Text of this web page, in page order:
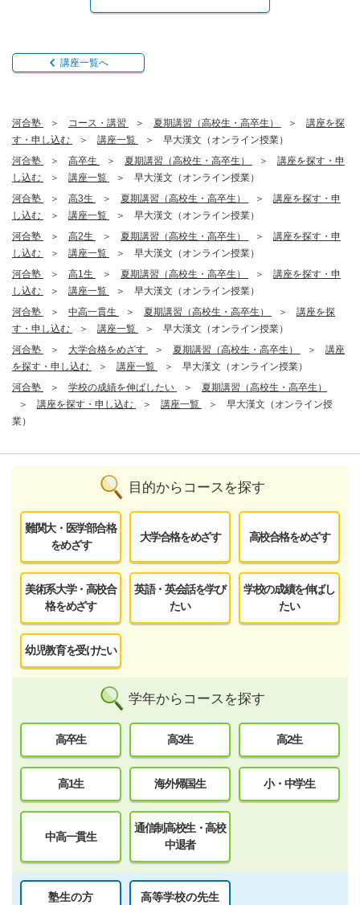
講座一覧へ
河合塾 コース・講習 夏期講習（高校生・高卒生）
講座を探
す・申し込む
講座一覧
早大漢文（オンライン授業）
河合塾
高卒生 夏期講習（高校生・高卒生）
講座を探す・申
し込む
講座一覧
早大漢文（オンライン授業）
河合塾
高3生 夏期講習（高校生・高卒生）
講座を探す・申
し込む
講座一覧
早大漢文（オンライン授業）
河合塾
高2生 夏期講習（高校生・高卒生）
講座を探す・申
し込む
講座一覧
早大漢文（オンライン授業）
河合塾
高1生 夏期講習（高校生・高卒生）
講座を探す・申
し込む
講座一覧
早大漢文（オンライン授業）
河合塾
中高一貫生 夏期講習（高校生・高卒生）
講座を探
す・申し込む
講座一覧
早大漢文（オンライン授業）
河合塾
大学合格をめざす 夏期講習（高校生・高卒生）
講座
を探す・申し込む
講座一覧
早大漢文（オンライン授業）
河合塾
学校の成績を伸ばしたい
夏期講習（高校生・高卒生）
講座を探す・申し込む
講座一覧
早大漢文（オンライン授
業）
目的からコースを探す
難関大・医学部合格
をめざす
大学合格をめざす 高校合格をめざす
美術系大学・高校合
格をめざす
英語・英会話を学び
たい
学校の成績を伸ばし
たい
幼児教育を受けたい
学年からコースを探す
高卒生 高3生 高2生
高1生 海外帰国生 小・中学生
中高一貫生
通信制高校生・高校
中退者
塾生の方 高等学校の先生